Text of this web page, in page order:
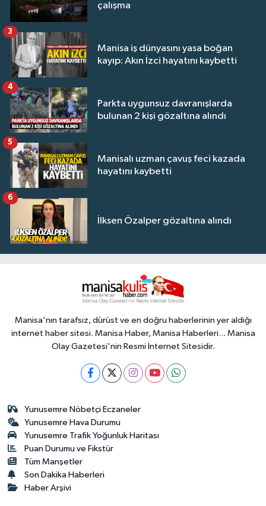
çalışma
Manisa iş dünyasını yasa boğan
kayıp: Akın İzci hayatını kaybetti
3
Parkta uygunsuz davranışlarda
bulunan 2 kişi gözaltına alındı
4
Manisalı uzman çavuş feci kazada
hayatını kaybetti
5
İlksen Özalper gözaltına alındı
6
Manisa'nın tarafsız, dürüst ve en doğru haberlerinin yer aldığı
internet haber sitesi. Manisa Haber, Manisa Haberleri... Manisa
Olay Gazetesi'nin Resmi İnternet Sitesidir.
Yunusemre Nöbetçi Eczaneler
Yunusemre Hava Durumu
Yunusemre Trafik Yoğunluk Haritası
Puan Durumu ve Fikstür
Tüm Manşetler
Son Dakika Haberleri
Haber Arşivi